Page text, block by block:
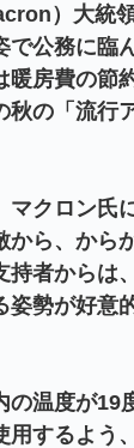
）大統
で公務に臨
暖房費の節
秋の「流行
クロン氏
から、から
持者からは
姿勢が好意
の温度が19
用するよう